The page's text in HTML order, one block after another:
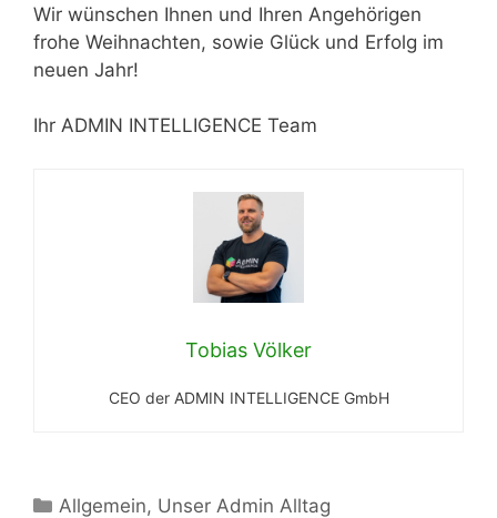
Wir wünschen Ihnen und Ihren Angehörigen
frohe Weihnachten, sowie Glück und Erfolg im
neuen Jahr!
Ihr ADMIN INTELLIGENCE Team
Tobias Völker
CEO der ADMIN INTELLIGENCE GmbH
Kategorien
Allgemein, Unser Admin Alltag